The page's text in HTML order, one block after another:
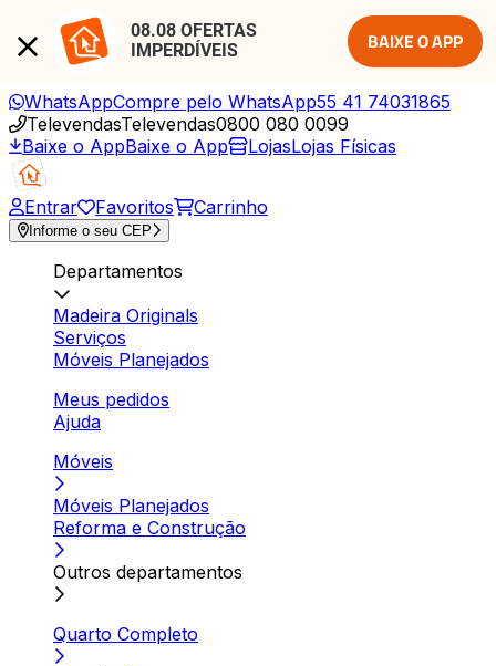
08.08 OFERTAS
IMPERDÍVEIS
BAIXE O APP
WhatsAppCompre pelo WhatsApp55 41 74031865
TelevendasTelevendas0800 080 0099
Baixe o AppBaixe o App LojasLojas Físicas
Entrar Favoritos Carrinho
Informe o seu CEP
Departamentos
Madeira Originals
Serviços
Móveis Planejados
Meus pedidos
Ajuda
Móveis
Móveis Planejados
Reforma e Construção
Outros departamentos
Quarto Completo